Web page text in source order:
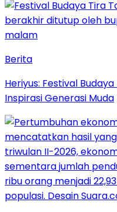
Berita
Heriyus: Festival
Inspirasi Generasi Muda